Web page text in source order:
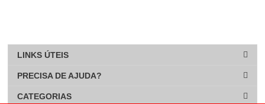
LINKS ÚTEIS
PRECISA DE AJUDA?
CATEGORIAS